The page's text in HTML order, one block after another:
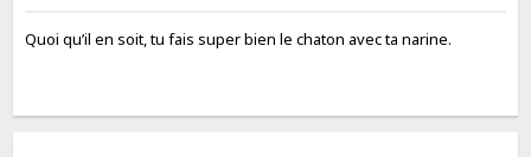
Quoi qu’il en soit, tu fais super bien le chaton avec ta narine.